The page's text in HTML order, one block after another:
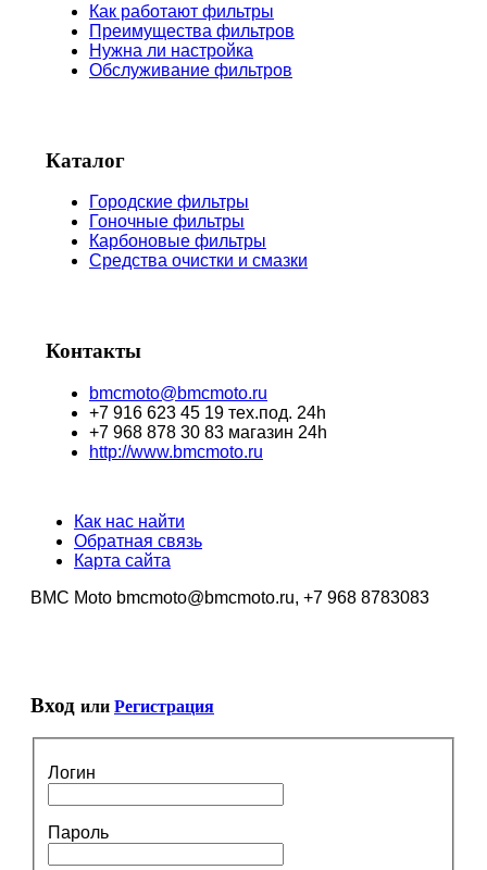
Как работают фильтры
Преимущества фильтров
Нужна ли настройка
Обслуживание фильтров
Каталог
Городские фильтры
Гоночные фильтры
Карбоновые фильтры
Средства очистки и смазки
Контакты
bmcmoto@bmcmoto.ru
+7 916 623 45 19 тех.под. 24h
+7 968 878 30 83 магазин 24h
http://www.bmcmoto.ru
Как нас найти
Обратная связь
Карта сайта
BMC Moto bmcmoto@bmcmoto.ru, +7 968 8783083
Вход или Регистрация
Логин
Пароль